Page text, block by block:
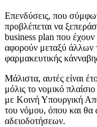
Επενδύσεις, που
προβλέπεται να
business plan που έχουν
αφορούν μεταξύ άλλων
φαρμακευτικής
Μάλιστα, αυτές είναι
μόλις το νομικό πλαίσιο
με Κοινή Υπουργική
του νόμου, όπου και θα
αδειοδοτήσεων.